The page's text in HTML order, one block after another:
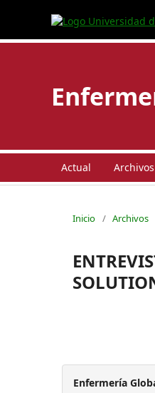
Actual Archivos
Inicio / Archivos
Enfermería